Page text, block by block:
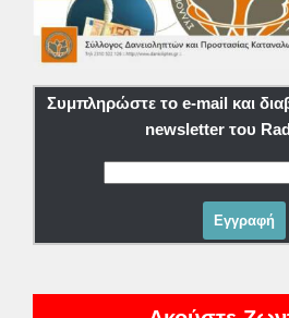
Συμπληρώστε το e-mail και
newsletter του